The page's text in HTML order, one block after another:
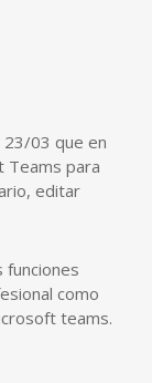
23/03 que en
para
editar
funciones
como
teams.